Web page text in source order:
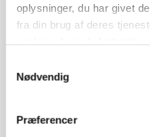
oplysninger, du har givet
fra din brug af deres
Nødvendig
Præferencer
9681, Ranum
Kalve